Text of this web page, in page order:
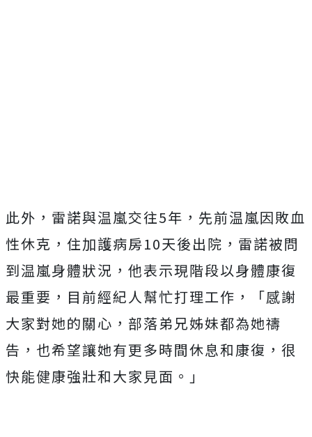
此外，雷諾與温嵐交往5年，先前温嵐因敗血
性休克，住加護病房10天後出院，雷諾被問
到温嵐身體狀況，他表示現階段以身體康復
最重要，目前經紀人幫忙打理工作，「感謝
大家對她的關心，部落弟兄姊妹都為她禱
告，也希望讓她有更多時間休息和康復，很
快能健康強壯和大家見面。」